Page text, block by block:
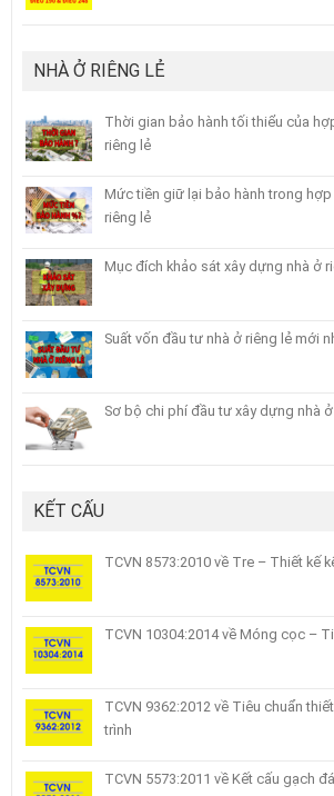
NHÀ Ở RIÊNG LẺ
Thời gian bảo hành tối thiểu của
riêng lẻ
Mức tiền giữ lại bảo hành trong
riêng lẻ
Mục đích khảo sát xây dựng nhà ở
Suất vốn đầu tư nhà ở riêng lẻ mới
Sơ bộ chi phí đầu tư xây dựng nhà
KẾT CẤU
TCVN 8573:2010 về Tre – Thiết kế
TCVN 10304:2014 về Móng cọc –
TCVN 9362:2012 về Tiêu chuẩn
trình
TCVN 5573:2011 về Kết cấu gạch